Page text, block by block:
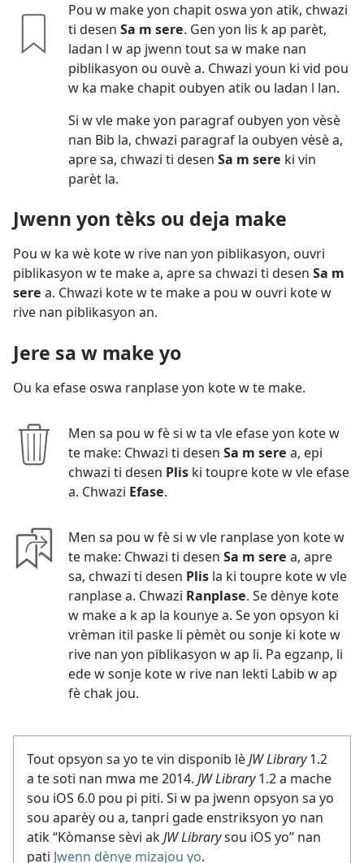
Pou w make yon chapit oswa yon atik, chwazi
ti desen Sa m sere. Gen yon lis k ap parèt,
ladan l w ap jwenn tout sa w make nan
piblikasyon ou ouvè a. Chwazi youn ki vid pou
w ka make chapit oubyen atik ou ladan l lan.
Si w vle make yon paragraf oubyen yon vèsè
nan Bib la, chwazi paragraf la oubyen vèsè a,
apre sa, chwazi ti desen Sa m sere ki vin
parèt la.
Jwenn yon tèks ou deja make
Pou w ka wè kote w rive nan yon piblikasyon, ouvri
piblikasyon w te make a, apre sa chwazi ti desen Sa m
sere a. Chwazi kote w te make a pou w ouvri kote w
rive nan piblikasyon an.
Jere sa w make yo
Ou ka efase oswa ranplase yon kote w te make.
Men sa pou w fè si w ta vle efase yon kote w
te make: Chwazi ti desen Sa m sere a, epi
chwazi ti desen Plis ki toupre kote w vle efase
a. Chwazi Efase.
Men sa pou w fè si w vle ranplase yon kote w
te make: Chwazi ti desen Sa m sere a, apre
sa, chwazi ti desen Plis la ki toupre kote w vle
ranplase a. Chwazi Ranplase. Se dènye kote
w make a k ap la kounye a. Se yon opsyon ki
vrèman itil paske li pèmèt ou sonje ki kote w
rive nan yon piblikasyon w ap li. Pa egzanp, li
ede w sonje kote w rive nan lekti Labib w ap
fè chak jou.
Tout opsyon sa yo te vin disponib lèJW Library1.2
a te soti nan mwa me 2014. JW Library1.2 a mache
sou iOS 6.0 pou pi piti. Si w pa jwenn opsyon sa yo
sou aparèy ou a, tanpri gade enstriksyon yo nan
atik “Kòmanse sèvi akJW Librarysou iOS yo” nan
pati Jwenn dènye mizajou yo.